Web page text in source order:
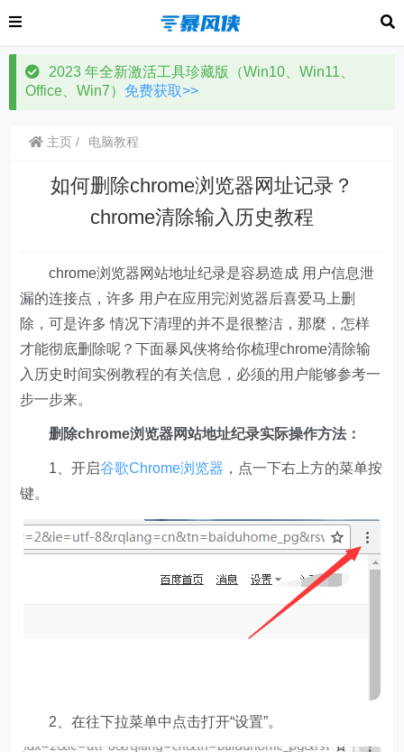
2023 年全新激活工具珍藏版（Win10、Win11、
Office、Win7） 免费获取>>
主页 电脑教程
如何删除chrome浏览器网址记录？
chrome清除输入历史教程
chrome浏览器网站地址纪录是容易造成 用户信息泄
漏的连接点，许多 用户在应用完浏览器后喜爱马上删
除，可是许多 情况下清理的并不是很整洁，那麼，怎样
才能彻底删除呢？下面暴风侠将给你梳理chrome清除输
入历史时间实例教程的有关信息，必须的用户能够参考一
步一步来。
删除chrome浏览器网站地址纪录实际操作方法：
1、开启谷歌Chrome浏览器 ，点一下右上方的菜单按
键。
2、在往下拉菜单中点击打开“设置”。